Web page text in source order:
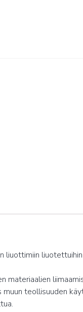
liuottimiin
teollisuuden